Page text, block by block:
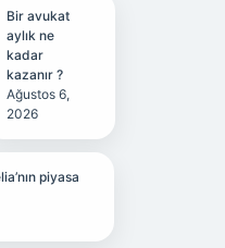
Bir avukat
aylık ne
kadar
kazanır ?
Ağustos 6,
2026
piyasa